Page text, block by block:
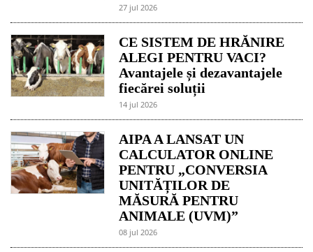
27 jul 2026
CE SISTEM DE HRĂNIRE
ALEGI PENTRU VACI?
Avantajele și dezavantajele
fiecărei soluții
14 jul 2026
AIPA A LANSAT UN
CALCULATOR ONLINE
PENTRU „CONVERSIA
UNITĂȚILOR DE
MĂSURĂ PENTRU
ANIMALE (UVM)”
08 jul 2026